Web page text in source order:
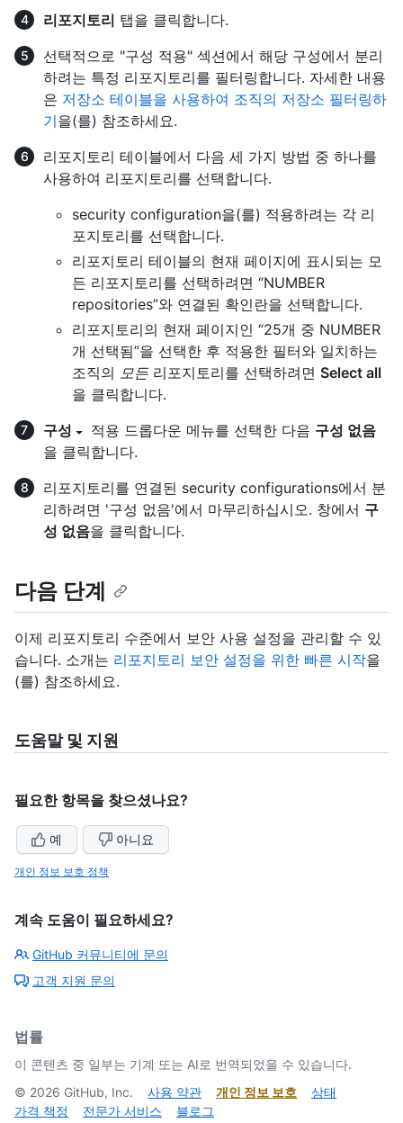
리포지토리 탭을 클릭합니다.
선택적으로 "구성 적용" 섹션에서 해당 구성에서 분리
하려는 특정 리포지토리를 필터링합니다. 자세한 내용
은 저장소 테이블을 사용하여 조직의 저장소 필터링하
기을(를) 참조하세요.
리포지토리 테이블에서 다음 세 가지 방법 중 하나를
사용하여 리포지토리를 선택합니다.
security configuration을(를) 적용하려는 각 리
포지토리를 선택합니다.
리포지토리 테이블의 현재 페이지에 표시되는 모
든 리포지토리를 선택하려면 “NUMBER
repositories”와 연결된 확인란을 선택합니다.
리포지토리의 현재 페이지인 “25개 중 NUMBER
개 선택됨”을 선택한 후 적용한 필터와 일치하는
조직의 모든 리포지토리를 선택하려면 Select all
을 클릭합니다.
구성
적용 드롭다운 메뉴를 선택한 다음 구성 없음
을 클릭합니다.
리포지토리를 연결된 security configurations에서 분
리하려면 '구성 없음'에서 마무리하십시오. 창에서 구
성 없음을 클릭합니다.
다음 단계
이제 리포지토리 수준에서 보안 사용 설정을 관리할 수 있
습니다. 소개는 리포지토리 보안 설정을 위한 빠른 시작을
(를) 참조하세요.
도움말 및 지원
필요한 항목을 찾으셨나요?
예 아니요
개인 정보 보호 정책
계속 도움이 필요하세요?
GitHub 커뮤니티에 문의
고객 지원 문의
법률
이 콘텐츠 중 일부는 기계 또는 AI로 번역되었을 수 있습니다.
© 2026 GitHub, Inc. 사용 약관 개인 정보 보호
상태
가격 책정
전문가 서비스 블로그